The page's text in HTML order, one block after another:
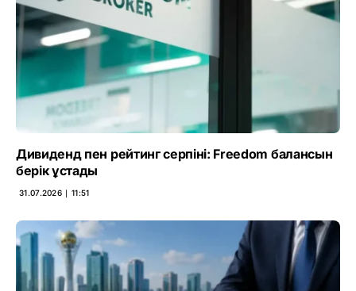
Дивиденд пен рейтинг серпіні: Freedom балансын
берік ұстады
31.07.2026 ∣ 11:51